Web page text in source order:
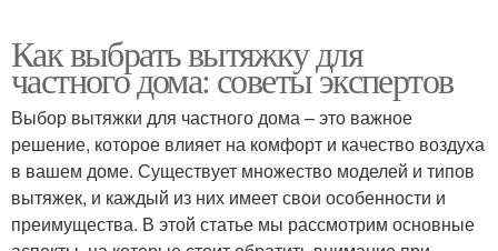
Как выбрать вытяжку для
частного дома: советы экспертов
Выбор вытяжки для частного дома – это важное
решение, которое влияет на комфорт и качество воздуха
в вашем доме. Существует множество моделей и типов
вытяжек, и каждый из них имеет свои особенности и
преимущества. В этой статье мы рассмотрим основные